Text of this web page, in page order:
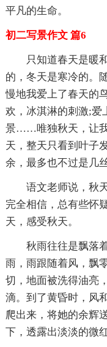
平凡的生命。
初二写景作文 篇6
只知道春天是暖
的，冬天是寒冷的。
慢地我爱上了春天的
欢，冰淇淋的刺激;爱
景……唯独秋天，让
天，整天只看到叶子
余，最多也不过是几
语文老师说，秋
完全相信，总有些怀
天，感受秋天。
秋雨往往是飘落
雨，雨跟随着风，飘
切，地面被洗得油亮
滴。到了黄昏时，风
爬出来，将她的余辉
下，透露出淡淡的微